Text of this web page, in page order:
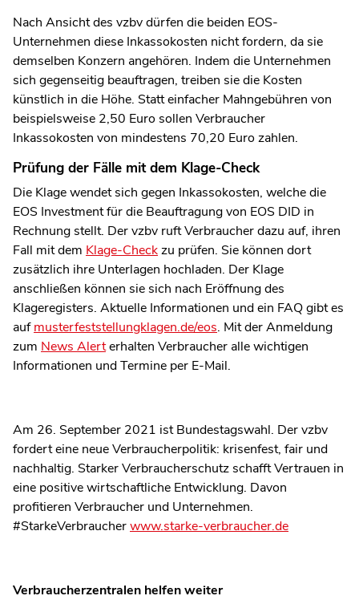
Nach Ansicht des vzbv dürfen die beiden EOS-
Unternehmen diese Inkassokosten nicht fordern, da sie
demselben Konzern angehören. Indem die Unternehmen
sich gegenseitig beauftragen, treiben sie die Kosten
künstlich in die Höhe. Statt einfacher Mahngebühren von
beispielsweise 2,50 Euro sollen Verbraucher
Inkassokosten von mindestens 70,20 Euro zahlen.
Prüfung der Fälle mit dem Klage-Check
Die Klage wendet sich gegen Inkassokosten, welche die
EOS Investment für die Beauftragung von EOS DID in
Rechnung stellt. Der vzbv ruft Verbraucher dazu auf, ihren
Fall mit dem Klage-Checkzu prüfen. Sie können dort
zusätzlich ihre Unterlagen hochladen. Der Klage
anschließen können sie sich nach Eröffnung des
Klageregisters. Aktuelle Informationen und ein FAQ gibt es
aufmusterfeststellungklagen.de/eos. Mit der Anmeldung
zum News Alerterhalten Verbraucher alle wichtigen
Informationen und Termine per E-Mail.
Am 26. September 2021 ist Bundestagswahl. Der vzbv
fordert eine neue Verbraucherpolitik: krisenfest, fair und
nachhaltig. Starker Verbraucherschutz schafft Vertrauen in
eine positive wirtschaftliche Entwicklung. Davon
profitieren Verbraucher und Unternehmen.
#StarkeVerbraucherwww.starke-verbraucher.de
Verbraucherzentralen helfen weiter